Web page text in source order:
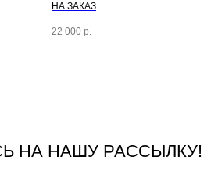
НА ЗАКАЗ
22 000 р.